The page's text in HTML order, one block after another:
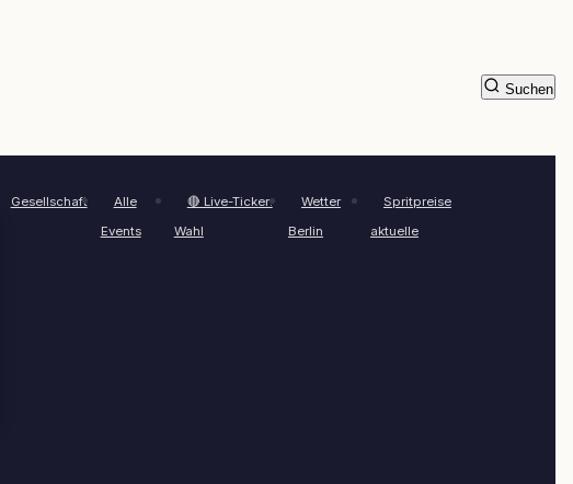
Gesellschaft
Alle
Events
🔴 Live-Ticker:
Wahl
Wetter
Berlin
Spritpreise
aktuelle
Suchen